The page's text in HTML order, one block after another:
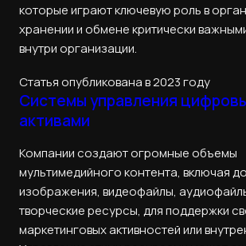
которые играют ключевую роль в
хранении и обмене критически
внутри организации.
Статья опубликована в 2023 году
Системы управления
активами
Компании создают огромные объемы
мультимедийного контента, включая
изображения, видеофайлы,
творческие ресурсы, для поддержки
маркетинговых активностей или